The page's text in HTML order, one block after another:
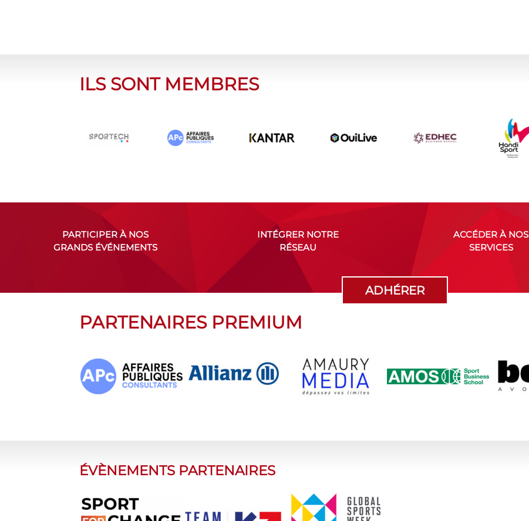
ILS SONT MEMBRES
PARTICIPER À NOS
GRANDS ÉVÉNEMENTS
INTÉGRER NOTRE
RÉSEAU
ACCÉDER À NOS
SERVICES
ADHÉRER
PARTENAIRES PREMIUM
ÉVÈNEMENTS PARTENAIRES